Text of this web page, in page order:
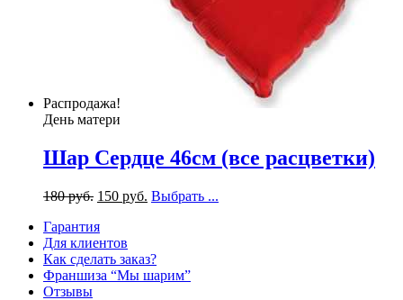
Распродажа!
День матери
Шар Сердце 46см (все расцветки)
180руб. 150 руб. Выбрать ...
Гарантия
Для клиентов
Как сделать заказ?
Франшиза “Мы шарим”
Отзывы